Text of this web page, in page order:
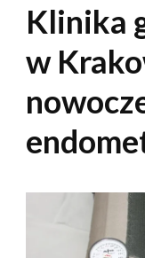
Klinika
w